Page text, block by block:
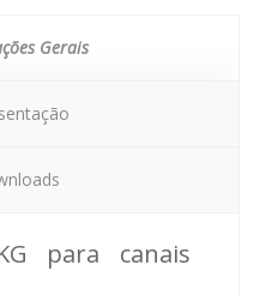
Gerais
para canais